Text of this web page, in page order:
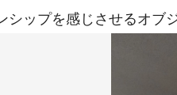
シップを感じさせるオブ